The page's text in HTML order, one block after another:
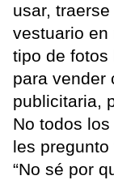
usar,
vestuario en
tipo de fotos
para vender
publicitaria,
No todos
les pregunto
“No sé por